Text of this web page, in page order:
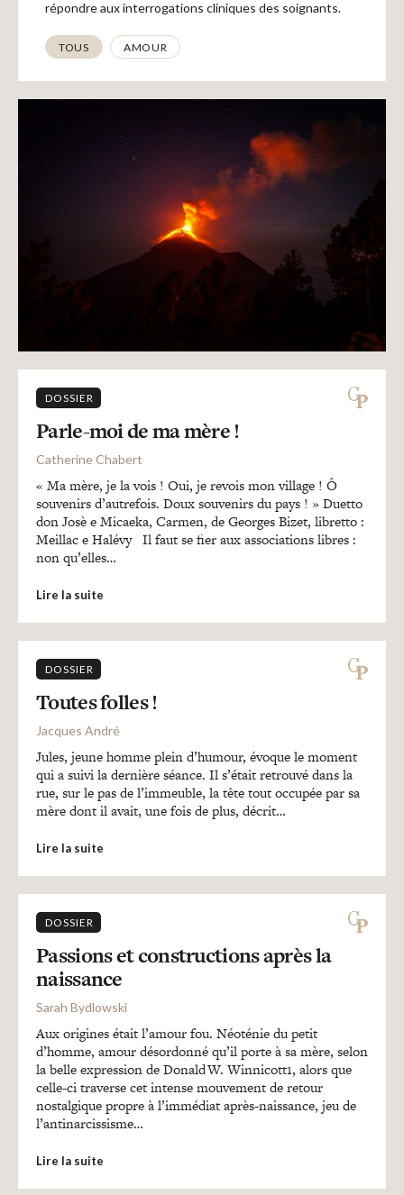
répondre aux interrogations cliniques des soignants.
Thématiques
TOUS AMOUR
DOSSIER
Parle-moi de ma mère !
Catherine Chabert
« Ma mère, je la vois ! Oui, je revois mon village ! Ô
souvenirs d’autrefois. Doux souvenirs du pays ! » Duetto
don Josè e Micaeka, Carmen, de Georges Bizet, libretto :
Meillac e Halévy Il faut se fier aux associations libres :
non qu’elles…
Lire la suite
DOSSIER
Toutes folles !
Jacques André
Jules, jeune homme plein d’humour, évoque le moment
qui a suivi la dernière séance. Il s’était retrouvé dans la
rue, sur le pas de l’immeuble, la tête tout occupée par sa
mère dont il avait, une fois de plus, décrit…
Lire la suite
DOSSIER
Passions et constructions après la
naissance
Sarah Bydlowski
Aux origines était l’amour fou. Néoténie du petit
d’homme, amour désordonné qu’il porte à sa mère, selon
la belle expression de Donald W. Winnicott1, alors que
celle-ci traverse cet intense mouvement de retour
nostalgique propre à l’immédiat après-naissance, jeu de
l’antinarcissisme…
Lire la suite